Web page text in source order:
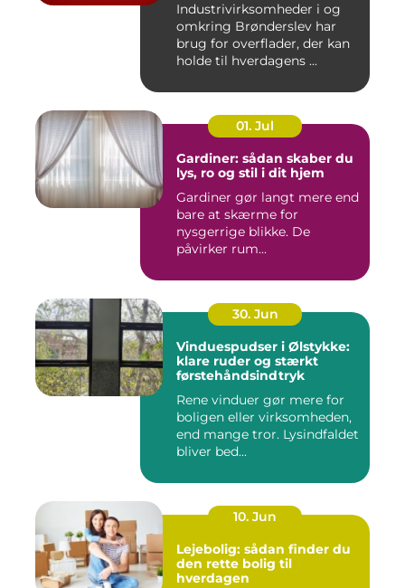
Industrivirksomheder i og
omkring Brønderslev har
brug for overflader, der kan
holde til hverdagens ...
01. Jul
Gardiner: sådan skaber du
lys, ro og stil i dit hjem
Gardiner gør langt mere end
bare at skærme for
nysgerrige blikke. De
påvirker rum...
30. Jun
Vinduespudser i Ølstykke:
klare ruder og stærkt
førstehåndsindtryk
Rene vinduer gør mere for
boligen eller virksomheden,
end mange tror. Lysindfaldet
bliver bed...
10. Jun
Lejebolig: sådan finder du
den rette bolig til
hverdagen